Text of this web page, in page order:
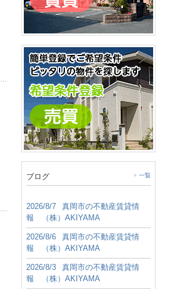
ブログ 一覧
2026/8/7
真岡市の不動産賃貸情
報 （株）AKIYAMA
2026/8/6
真岡市の不動産賃貸情
報 （株）AKIYAMA
2026/8/3
真岡市の不動産賃貸情
報 （株）AKIYAMA